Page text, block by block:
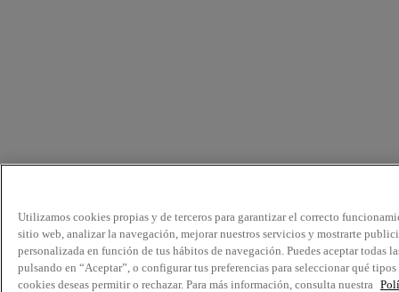
Utilizamos cookies propias y de terceros para garantizar el correcto
sitio web, analizar la navegación, mejorar nuestros servicios y mostrarte
personalizada en función de tus hábitos de navegación. Puedes aceptar todas
pulsando en “Aceptar”, o configurar tus preferencias para seleccionar qué tipos
cookies deseas permitir o rechazar. Para más información, consulta nuestra